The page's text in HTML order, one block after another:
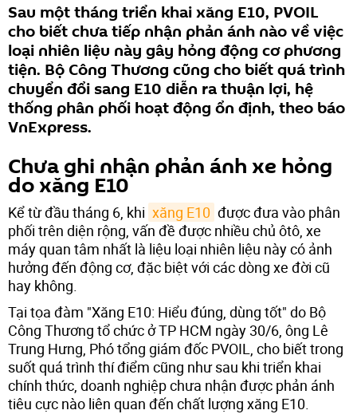
Sau một tháng triển khai xăng E10, PVOIL
cho biết chưa tiếp nhận phản ánh nào về việc
loại nhiên liệu này gây hỏng động cơ phương
tiện. Bộ Công Thương cũng cho biết quá trình
chuyển đổi sang E10 diễn ra thuận lợi, hệ
thống phân phối hoạt động ổn định, theo báo
VnExpress.
Chưa ghi nhận phản ánh xe hỏng
do xăng E10
Kể từ đầu tháng 6, khi xăng E10 được đưa vào phân
phối trên diện rộng, vấn đề được nhiều chủ ôtô, xe
máy quan tâm nhất là liệu loại nhiên liệu này có ảnh
hưởng đến động cơ, đặc biệt với các dòng xe đời cũ
hay không.
Tại tọa đàm "Xăng E10: Hiểu đúng, dùng tốt" do Bộ
Công Thương tổ chức ở TP HCM ngày 30/6, ông Lê
Trung Hưng, Phó tổng giám đốc PVOIL, cho biết trong
suốt quá trình thí điểm cũng như sau khi triển khai
chính thức, doanh nghiệp chưa nhận được phản ánh
tiêu cực nào liên quan đến chất lượng xăng E10.